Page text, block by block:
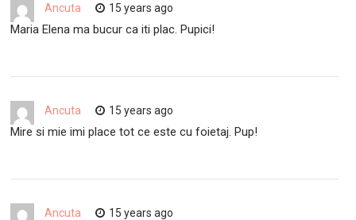
Ancuta 15 years ago
Maria Elena ma bucur ca iti plac. Pupici!
Ancuta 15 years ago
Mire si mie imi place tot ce este cu foietaj. Pup!
Ancuta 15 years ago